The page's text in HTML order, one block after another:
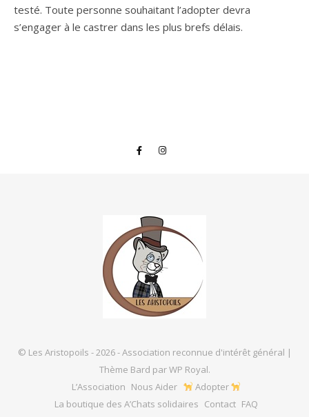
testé. Toute personne souhaitant l’adopter devra
s’engager à le castrer dans les plus brefs délais.
© Les Aristopoils - 2026 - Association reconnue d'intérêt général |
Thème Bard parWP Royal.
L’Association Nous Aider
Adopter
La boutique des A’Chats solidaires Contact FAQ